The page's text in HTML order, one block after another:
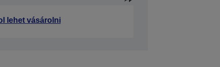
lehet vásárolni